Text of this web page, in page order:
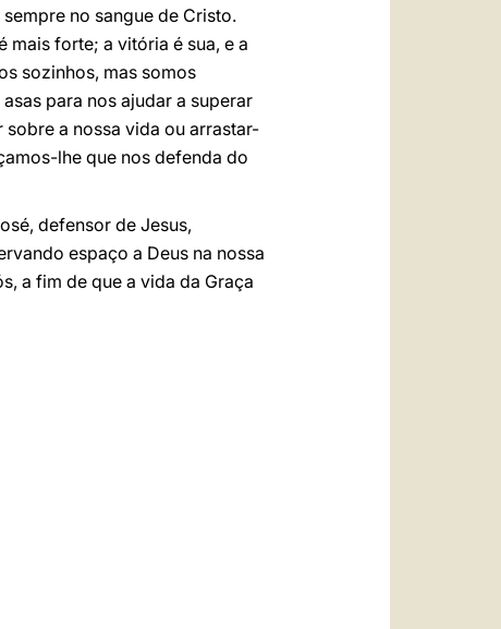
no sangue de Cristo.
forte; a vitória é sua, e a
sozinhos, mas somos
para nos ajudar a superar
a nossa vida ou arrastar-
lhe que nos defenda do
defensor de Jesus,
espaço a Deus na nossa
a fim de que a vida da Graça